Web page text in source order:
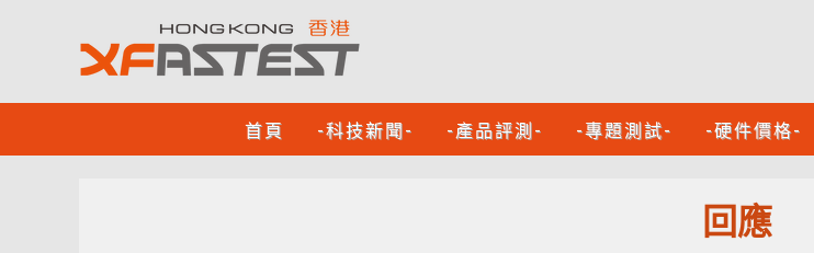
首頁 -科技新聞- -產品評測- -專題測試- -硬件價格-
回應